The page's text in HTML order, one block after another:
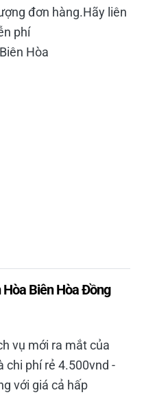
đơn hàng.Hãy liên
phí
Biên Hòa Đồng
vụ mới ra mắt của
chi phí rẻ 4.500vnd -
với giá cả hấp